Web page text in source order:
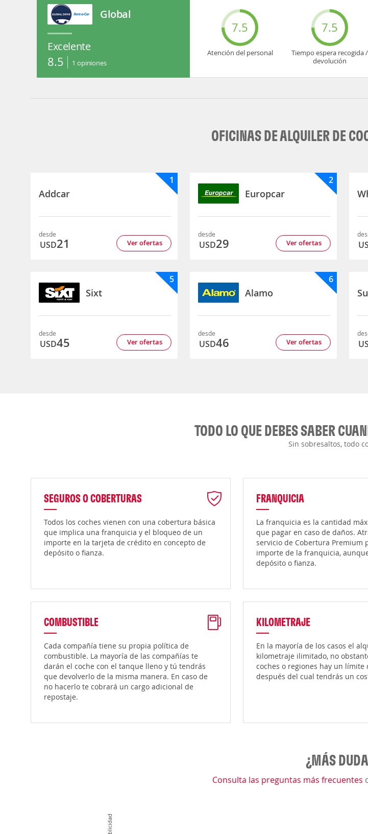
Global
Excelente
8.5 1 opiniones
7.5
Atención del personal
7.5
Tiempo espera recogida /
devolución
OFICINAS DE ALQUILER DE
Addcar
1
desde
USD21 Ver ofertas
Europcar
2
desde
USD29 Ver ofertas
Sixt
5
desde
USD45 Ver ofertas
Alamo
6
desde
USD46 Ver ofertas
TODO LO QUE DEBES SABER
Sin sobresaltos, todo
SEGUROS O COBERTURAS
Todos los coches vienen con una cobertura básica
que implica una franquicia y el bloqueo de un
importe en la tarjeta de crédito en concepto de
depósito o fianza.
FRANQUICIA
La franquicia es la cantidad
que pagar en caso de daños.
servicio de Cobertura Premium
importe de la franquicia,
depósito o fianza.
COMBUSTIBLE
Cada compañía tiene su propia política de
combustible. La mayoría de las compañías te
darán el coche con el tanque lleno y tú tendrás
que devolverlo de la misma manera. En caso de
no hacerlo te cobrará un cargo adicional de
repostaje.
KILOMETRAJE
En la mayoría de los casos el
kilometraje ilimitado, no
coches o regiones hay un límite
después del cual tendrás un
¿MÁS
Consulta las preguntas más frecuentes
Publicidad